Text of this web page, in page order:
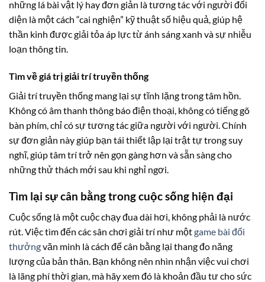
những lá bài vật lý hay đơn giản là tương tác với người đối
diện là một cách “cai nghiện” kỹ thuật số hiệu quả, giúp hệ
thần kinh được giải tỏa áp lực từ ánh sáng xanh và sự nhiễu
loạn thông tin.
Tìm về giá trị giải trí truyền thống
Giải trí truyền thống mang lại sự tĩnh lặng trong tâm hồn.
Không có âm thanh thông báo điện thoại, không có tiếng gõ
bàn phím, chỉ có sự tương tác giữa người với người. Chính
sự đơn giản này giúp bạn tái thiết lập lại trật tự trong suy
nghĩ, giúp tâm trí trở nên gọn gàng hơn và sẵn sàng cho
những thử thách mới sau khi nghỉ ngơi.
Tìm lại sự cân bằng trong cuộc sống hiện đại
Cuộc sống là một cuộc chạy đua dài hơi, không phải là nước
rút. Việc tìm đến các sân chơi giải trí như mộtgame bài đổi
thưởngvăn minh là cách để cân bằng lại thang đo năng
lượng của bản thân. Bạn không nên nhìn nhận việc vui chơi
là lãng phí thời gian, mà hãy xem đó là khoản đầu tư cho sức